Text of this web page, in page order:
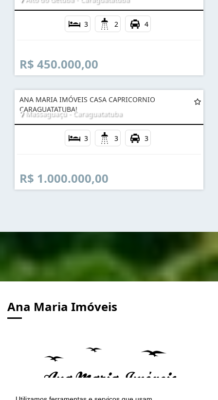
3 2 4
R$ 450.000,00
ANA MARIA IMÓVEIS CASA CAPRICORNIO
CARAGUATATUBA!
Massaguaçú - Caraguatatuba
3 3 3
R$ 1.000.000,00
Ana Maria Imóveis